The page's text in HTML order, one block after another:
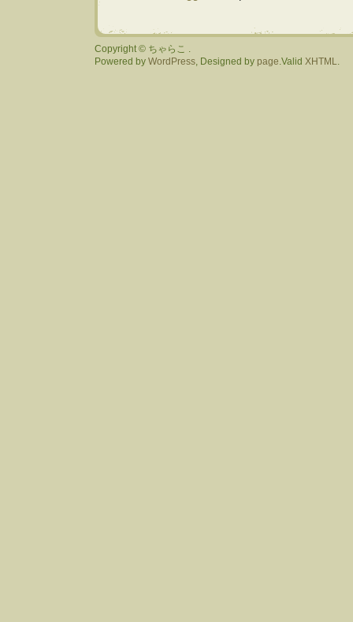
Copyright © ちゃらこ .
Powered by WordPress, Designed by page.Valid XHTML.